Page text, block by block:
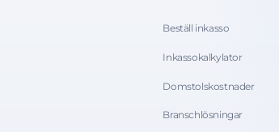
Beställ inkasso
Inkassokalkylator
Domstolskostnader
Branschlösningar